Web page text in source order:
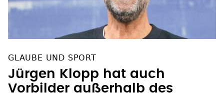
GLAUBE UND SPORT
Jürgen Klopp hat auch
Vorbilder außerhalb des